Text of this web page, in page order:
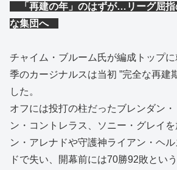
「再建の年」のはずが…リーグ屈指
な集団へ
チャイム・ブルーム氏が編成トップ
季のカージナルスは当初 ”完全な再建
した。
オフには投打の柱だったブレンダン
ン・コントレラス、ソニー・グレイ
ン・アレナドや守護神ライアン・ヘ
ドで失い、開幕前には70勝92敗とい